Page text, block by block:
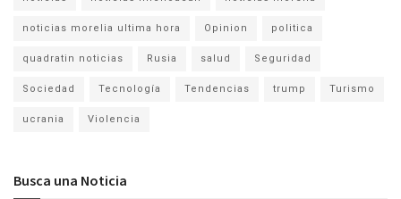
noticias morelia ultima hora Opinion politica
quadratin noticias Rusia salud Seguridad
Sociedad Tecnología Tendencias trump Turismo
ucrania Violencia
Busca una Noticia